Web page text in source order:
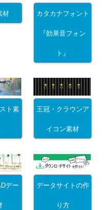
材 カタカナフォント
『効果音フォン
ト』
ト素 王冠・クラウンア
イコン素材
デー データサイトの作
り方